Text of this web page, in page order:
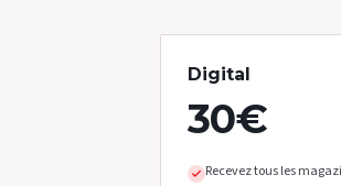
Digital
30€
Recevez tous les